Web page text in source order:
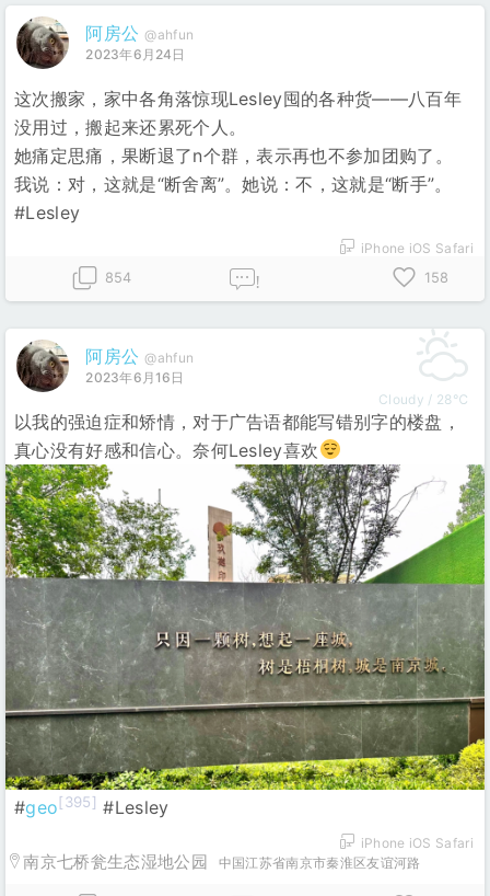
阿房公 @ahfun
2023年6月24日
这次搬家，家中各角落惊现Lesley囤的各种货——八百年
没用过，搬起来还累死个人。
她痛定思痛，果断退了n个群，表示再也不参加团购了。
我说：对，这就是“断舍离”。她说：不，这就是“断手”。
#Lesley
iPhone iOS Safari
854
! 158
阿房公 @ahfun
2023年6月16日
Cloudy / 28℃
以我的强迫症和矫情，对于广告语都能写错别字的楼盘，
真心没有好感和信心。奈何Lesley喜欢
#geo[395] #Lesley
iPhone iOS Safari
南京七桥瓮生态湿地公园 中国江苏省南京市秦淮区友谊河路